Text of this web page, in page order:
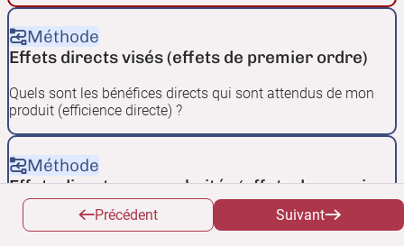
Méthode
Effets directs visés (effets de premier ordre)
Quels sont les bénéfices directs qui sont attendus de mon
produit (efficience directe) ?
Méthode
Effets directs non souhaités (effets de premier
ordre)
Précédent Suivant